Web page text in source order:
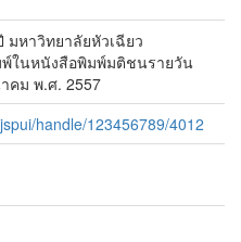
หาวิทยาลัยหัวเฉียว
พ์ในหนังสือพิมพ์มติชนรายวัน
คม พ.ศ. 2557
handle/123456789/4012